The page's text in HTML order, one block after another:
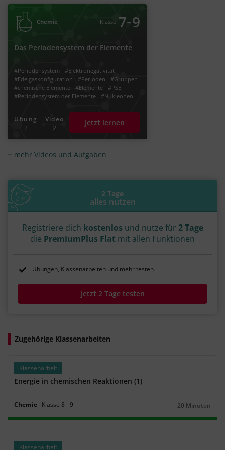
Chemie Klasse 7‐9
Das Periodensystem der Elemente
#Periodensystem
#Elektronegativität
#Edelgaskonfiguration
#Perioden
#Gruppen
#chemische Elemente
#Elemente
#PSE
#Periodensystem der Elemente
#Nukleonen
#Chemisches Element
#Protonenzahl
#chemisches Symbol
#Ordnungszahl
#Atommasse
#Atomkern
#Kernladungszahl
#Schalen
#Valenzelektronen
#Nebengruppen
Übung
2
Video
2
Jetzt lernen
mehr Videos und Aufgaben
2 Tage
alles nutzen
Registriere dich kostenlos und nutze für 2 Tage
die PremiumPlus Flat mit allen Funktionen
Übungen, Klassenarbeiten und mehr testen
Jetzt 2 Tage testen
Zugehörige Klassenarbeiten
Klassenarbeit
Energie in chemischen Reaktionen (1)
Chemie Klasse 8 ‐9
Dauer:
20 Minuten
Klassenarbeit